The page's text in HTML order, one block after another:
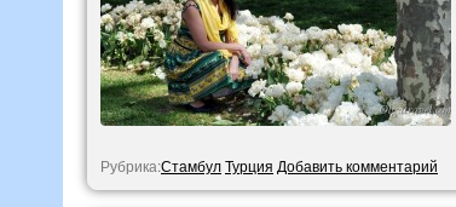
Рубрика:СтамбулТурция Добавить комментарий